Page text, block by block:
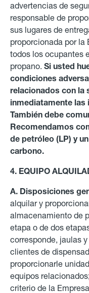
advertencias de
responsable de
sus lugares de
proporcionada por la
todos los ocupantes
propano. Si usted
condiciones
relacionados con la
inmediatamente las
También debe
Recomendamos
de petróleo (LP) y
carbono.
4. EQUIPO
A. Disposiciones
alquilar y
almacenamiento de
etapa o de dos
corresponde, jaulas
clientes de
proporcionarle
equipos
criterio de la